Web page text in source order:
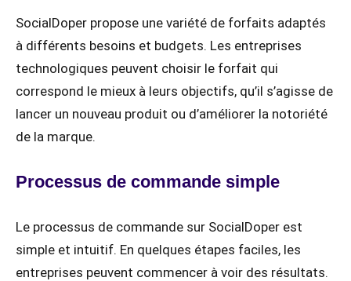
SocialDoper propose une variété de forfaits adaptés
à différents besoins et budgets. Les entreprises
technologiques peuvent choisir le forfait qui
correspond le mieux à leurs objectifs, qu’il s’agisse de
lancer un nouveau produit ou d’améliorer la notoriété
de la marque.
Processus de commande simple
Le processus de commande sur SocialDoper est
simple et intuitif. En quelques étapes faciles, les
entreprises peuvent commencer à voir des résultats.